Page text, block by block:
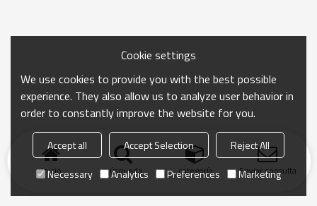
Inicio búsqueda categoría Enviar consulta
Cookie settings
We use cookies to provide you with the best possible
experience. They also allow us to analyze user behavior in
order to constantly improve the website for you.
Accept all Accept Selection
Reject All
Necessary
Analytics Preferences Marketing